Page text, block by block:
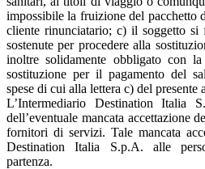
impossibile la fruizione del pacchetto
cliente rinunciatario; c) il soggetto si
sostenute per procedere alla
inoltre solidamente obbligato con
sostituzione per il pagamento del
spese di cui alla lettera c) del presente
L’Intermediario Destination Italia
dell’eventuale mancata accettazione
fornitori di servizi. Tale mancata
Destination Italia S.p.A. alle
partenza.